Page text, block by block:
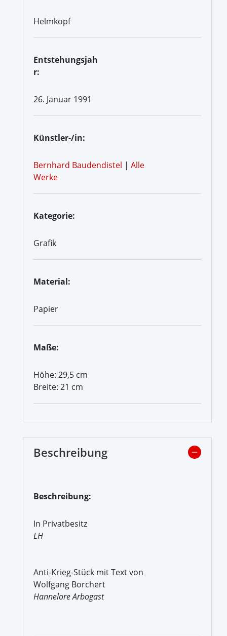
Helmkopf
Entstehungsjah
r:
26. Januar 1991
Künstler-/in:
Bernhard Baudendistel | Alle
Werke
Kategorie:
Grafik
Material:
Papier
Maße:
Höhe: 29,5 cm
Breite: 21 cm
Beschreibung
Beschreibung:
In Privatbesitz
LH
Anti-Krieg-Stück mit Text von
Wolfgang Borchert
Hannelore Arbogast